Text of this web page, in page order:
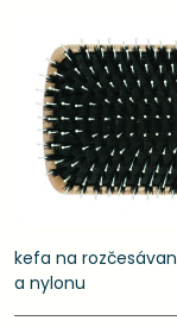
kefa na
a nylonu